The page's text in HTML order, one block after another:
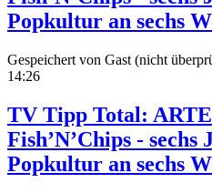
Popkultur an sechs
Gespeichert von Gast (nicht
14:26
TV Tipp Total:
Fish’N’Chips -
Popkultur an sechs